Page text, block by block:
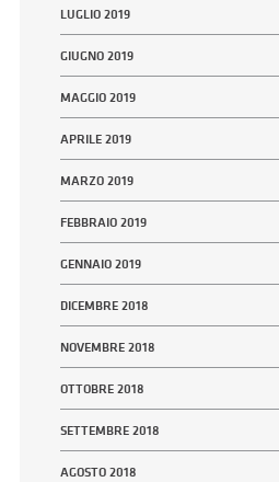
LUGLIO 2019
GIUGNO 2019
MAGGIO 2019
APRILE 2019
MARZO 2019
FEBBRAIO 2019
GENNAIO 2019
DICEMBRE 2018
NOVEMBRE 2018
OTTOBRE 2018
SETTEMBRE 2018
AGOSTO 2018